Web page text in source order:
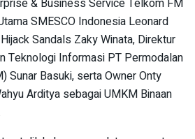
SMESCO Indonesia Leonard
Sandals Zaky Winata, Direktur
Teknologi Informasi PT Permodalan
Sunar Basuki, serta Owner Onty
Arditya sebagai UMKM Binaan